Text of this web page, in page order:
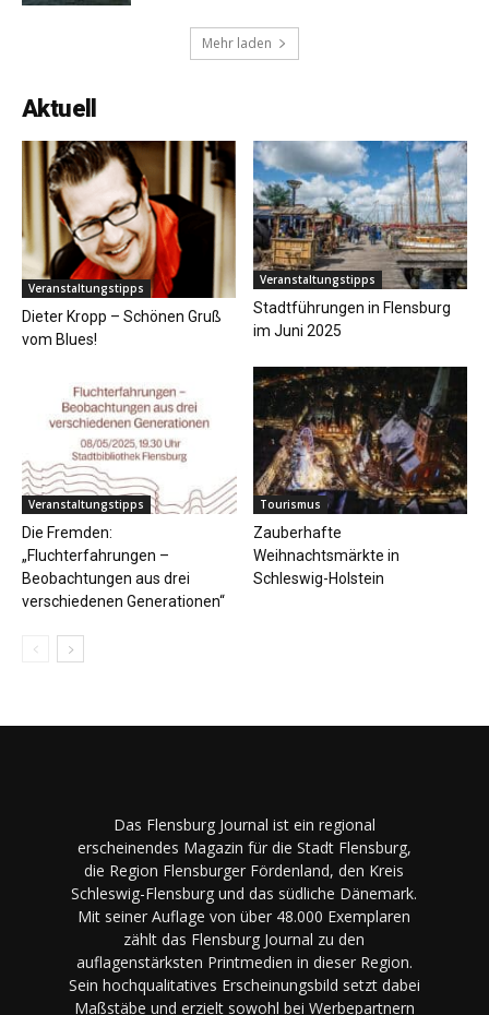
Mehr laden
Aktuell
Veranstaltungstipps
Dieter Kropp – Schönen Gruß
vom Blues!
Veranstaltungstipps
Stadtführungen in Flensburg
im Juni 2025
Veranstaltungstipps
Die Fremden:
„Fluchterfahrungen –
Beobachtungen aus drei
verschiedenen Generationen“
Tourismus
Zauberhafte
Weihnachtsmärkte in
Schleswig-Holstein
Das Flensburg Journal ist ein regional
erscheinendes Magazin für die Stadt Flensburg,
die Region Flensburger Fördenland, den Kreis
Schleswig-Flensburg und das südliche Dänemark.
Mit seiner Auflage von über 48.000 Exemplaren
zählt das Flensburg Journal zu den
auflagenstärksten Printmedien in dieser Region.
Sein hochqualitatives Erscheinungsbild setzt dabei
Maßstäbe und erzielt sowohl bei Werbepartnern